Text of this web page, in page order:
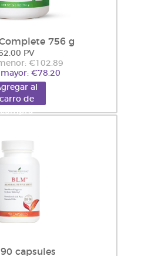
756 g
PV
€102.89
€78.20
al
carro de
compra
90 capsules